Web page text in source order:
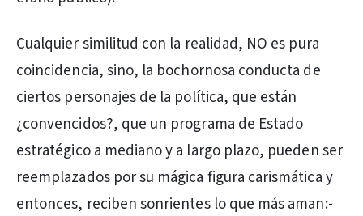
Cualquier similitud con la realidad, NO es pura
coincidencia, sino, la bochornosa conducta de
ciertos personajes de la política, que están
¿convencidos?, que un programa de Estado
estratégico a mediano y a largo plazo, pueden ser
reemplazados por su mágica figura carismática y
entonces, reciben sonrientes lo que más aman:-